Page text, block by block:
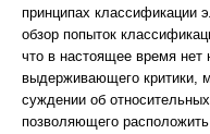
принципах классификации
обзор попыток
что в настоящее время нет
выдерживающего критики,
суждении об
позволяющего